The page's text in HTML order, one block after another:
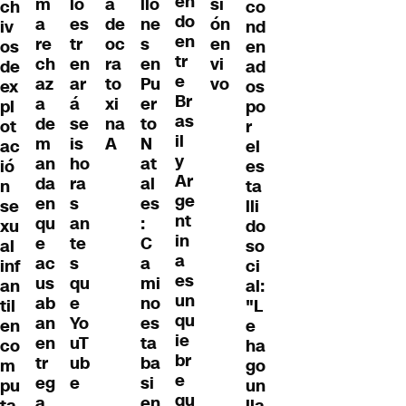
ch
iv
os
de
ex
pl
ot
ac
ió
n
se
xu
al
inf
an
til
en
co
m
pu
m
a
re
ch
az
a
de
m
an
da
en
qu
e
ac
us
ab
an
en
tr
eg
lo
es
tr
en
ar
á
se
is
ho
ra
s
an
te
s
qu
e
Yo
uT
ub
e
a
de
oc
ra
to
xi
na
A
llo
ne
s
en
Pu
er
to
N
at
al
es
:
C
a
mi
no
es
ta
ba
si
do
en
tr
e
Br
as
il
y
Ar
ge
nt
in
a
es
un
qu
ie
br
e
qu
si
ón
en
vi
vo
co
nd
en
ad
os
po
r
el
es
ta
lli
do
so
ci
al:
"L
e
ha
go
un